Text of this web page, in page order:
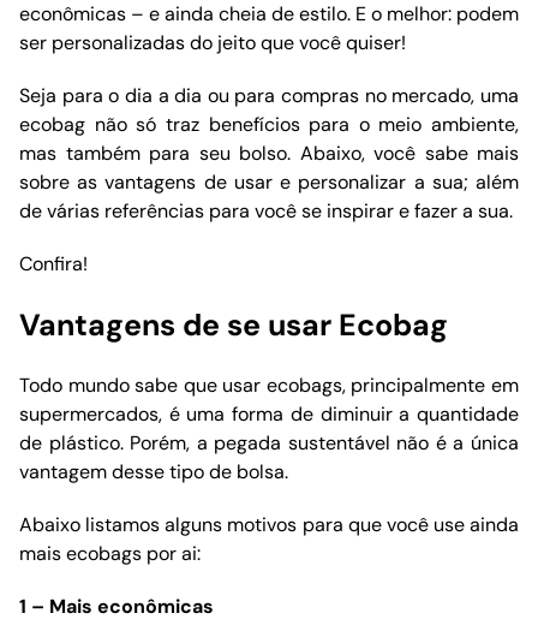
econômicas – e ainda cheia de estilo. E o melhor: podem
ser personalizadas do jeito que você quiser!
Seja para o dia a dia ou para compras no mercado, uma
ecobag não só traz benefícios para o meio ambiente,
mas também para seu bolso. Abaixo, você sabe mais
sobre as vantagens de usar e personalizar a sua; além
de várias referências para você se inspirar e fazer a sua.
Confira!
Vantagens de se usar Ecobag
Todo mundo sabe que usar ecobags, principalmente em
supermercados, é uma forma de diminuir a quantidade
de plástico. Porém, a pegada sustentável não é a única
vantagem desse tipo de bolsa.
Abaixo listamos alguns motivos para que você use ainda
mais ecobags por ai:
1 – Mais econômicas